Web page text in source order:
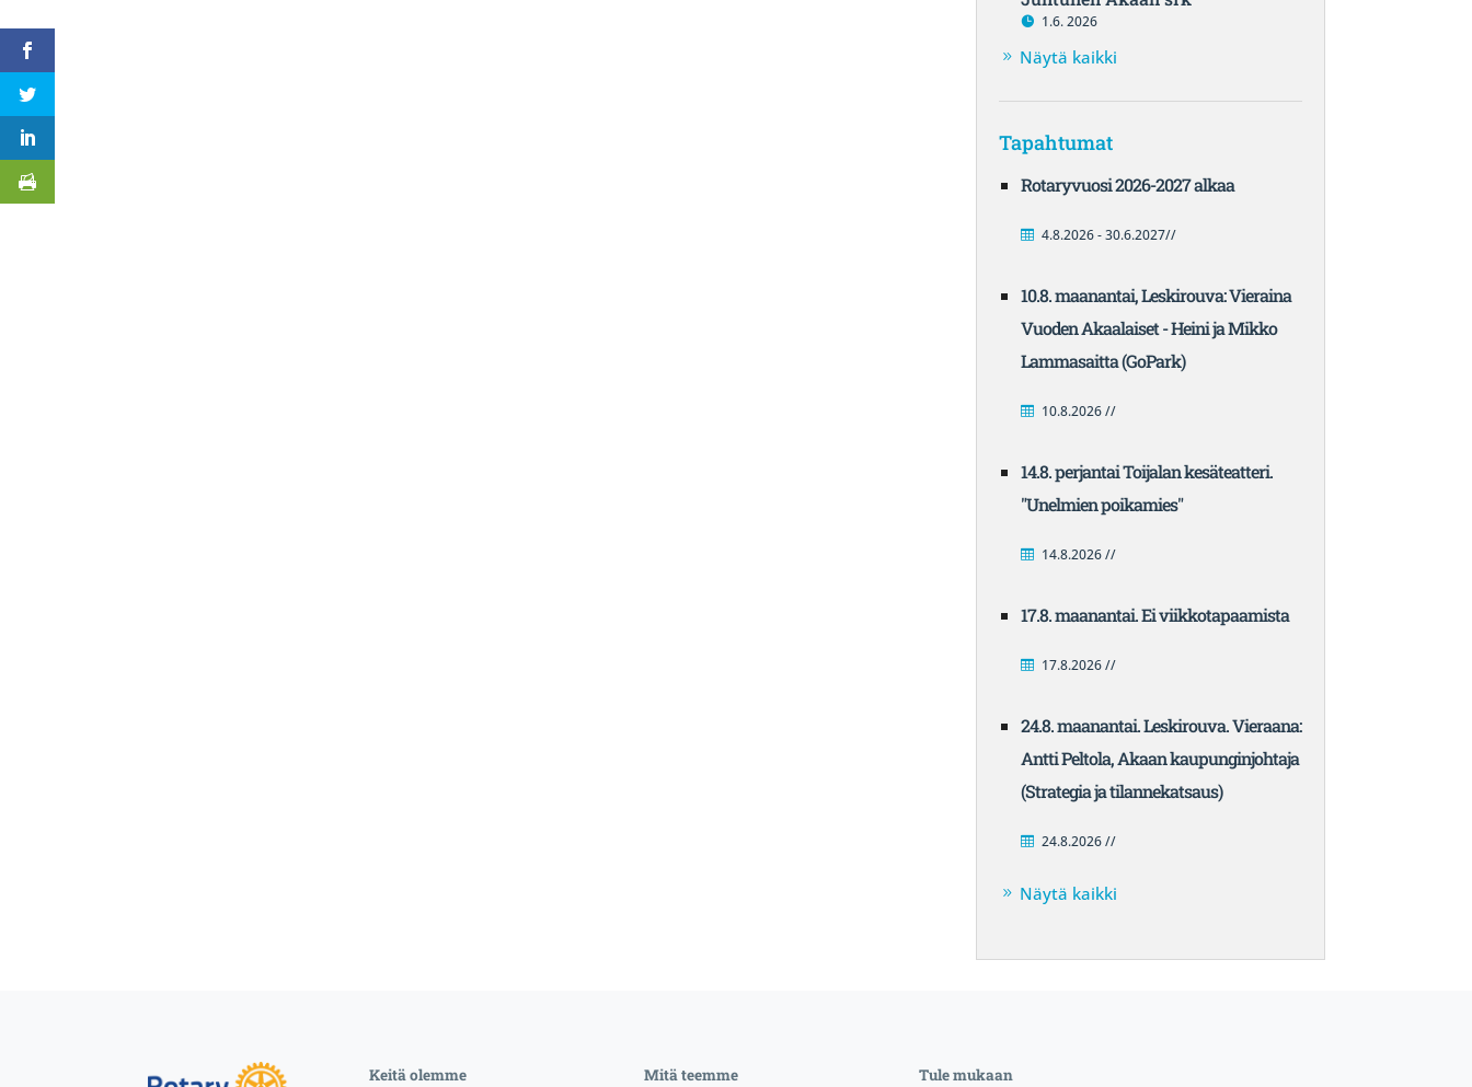
1.6. 2026
Näytä kaikki
Tapahtumat
Rotaryvuosi 2026-2027 alkaa
4.8.2026 - 30.6.2027//
10.8. maanantai, Leskirouva: Vieraina
Vuoden Akaalaiset - Heini ja Mikko
Lammasaitta (GoPark)
10.8.2026 //
14.8. perjantai Toijalan kesäteatteri.
"Unelmien poikamies"
14.8.2026 //
17.8. maanantai. Ei viikkotapaamista
17.8.2026 //
24.8. maanantai. Leskirouva. Vieraana:
Antti Peltola, Akaan kaupunginjohtaja
(Strategia ja tilannekatsaus)
24.8.2026 //
Näytä kaikki
Keitä olemme Mitä teemme Tule mukaan